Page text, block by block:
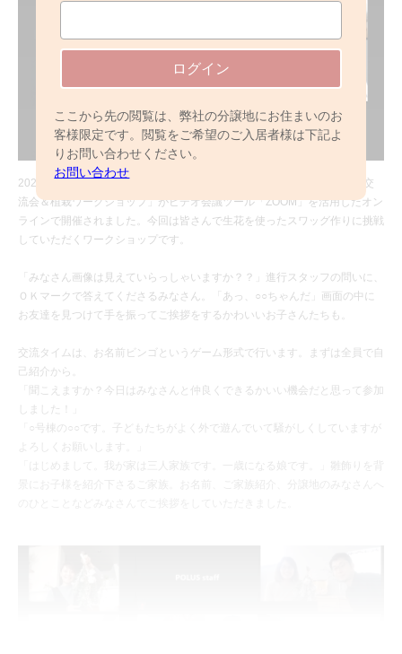
ログイン
ここから先の閲覧は、弊社の分譲地にお住まいのお
客様限定です。閲覧をご希望のご入居者様は下記よ
りお問い合わせください。
お問い合わせ
2021年2月13日（土）、カサーノ南柏 紡ぎの間にて「はじめましての交
流会＆植栽ワークショップ」がビデオ会議ツール「ZOOM」を活用したオン
ラインで開催されました。今回は皆さんで生花を使ったスワッグ作りに挑戦
していただくワークショップです。
「みなさん画像は見えていらっしゃいますか？？」進行スタッフの問いに、
ＯＫマークで答えてくださるみなさん。「あっ、○○ちゃんだ」画面の中に
お友達を見つけて手を振ってご挨拶をするかわいいお子さんたちも。
交流タイムは、お名前ビンゴというゲーム形式で行います。まずは全員で自
己紹介から。
「聞こえますか？今日はみなさんと仲良くできるかいい機会だと思って参加
しました！」
「○号棟の○○です。子どもたちがよく外で遊んでいて騒がしくしていますが
よろしくお願いします。」
「はじめまして。我が家は三人家族です。一歳になる娘です。」雛飾りを背